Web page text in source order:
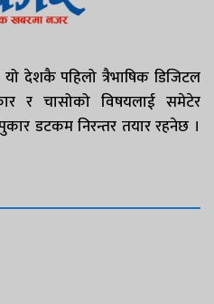
यो देशकै पहिलो त्रैभाषिक डिजिटल
र चासोको विषयलाई समेटेर
डटकम निरन्तर तयार रहनेछ ।